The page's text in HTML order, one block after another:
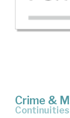
Crime &